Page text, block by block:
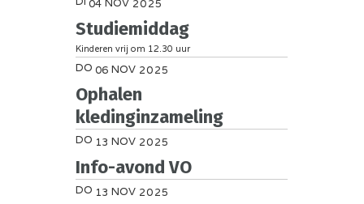
04 NOV 2025
Studiemiddag
Kinderen vrij om 12.30 uur
DO 06 NOV 2025
Ophalen
kledinginzameling
DO 13 NOV 2025
Info-avond VO
DO 13 NOV 2025